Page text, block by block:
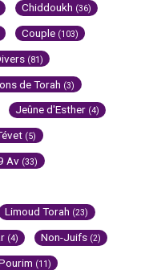
Chiddoukh (36)
Couple (103)
(81)
de Torah (3)
Jeûne d'Esther (4)
(5)
Av (33)
Limoud Torah (23)
(4) Non-Juifs (2)
(11)